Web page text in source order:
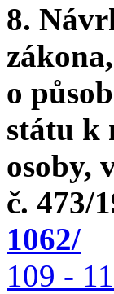
8.
o
státu k
osoby,
č. 473/
1062/
109 -